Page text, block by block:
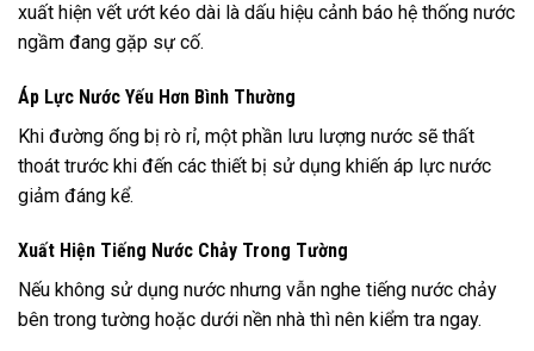
xuất hiện vết ướt kéo dài là dấu hiệu cảnh báo hệ thống nước
ngầm đang gặp sự cố.
Áp Lực Nước Yếu Hơn Bình Thường
Khi đường ống bị rò rỉ, một phần lưu lượng nước sẽ thất
thoát trước khi đến các thiết bị sử dụng khiến áp lực nước
giảm đáng kể.
Xuất Hiện Tiếng Nước Chảy Trong Tường
Nếu không sử dụng nước nhưng vẫn nghe tiếng nước chảy
bên trong tường hoặc dưới nền nhà thì nên kiểm tra ngay.